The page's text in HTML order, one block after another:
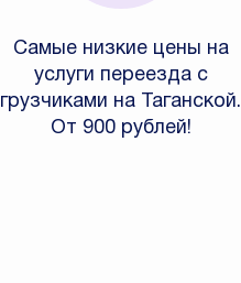
Самые низкие цены на
услуги переезда с
грузчиками на Таганской.
От 900 рублей!